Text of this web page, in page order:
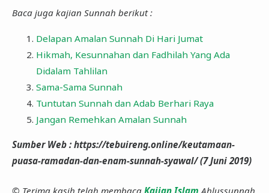
Baca juga kajian Sunnah berikut :
Delapan Amalan Sunnah Di Hari Jumat
Hikmah, Kesunnahan dan Fadhilah Yang Ada
Didalam Tahlilan
Sama-Sama Sunnah
Tuntutan Sunnah dan Adab Berhari Raya
Jangan Remehkan Amalan Sunnah
Sumber Web : https://tebuireng.online/keutamaan-
puasa-ramadan-dan-enam-sunnah-syawal/ (7 Juni 2019)
© Terima kasih telah membaca Kajian Islam Ahlussunnah